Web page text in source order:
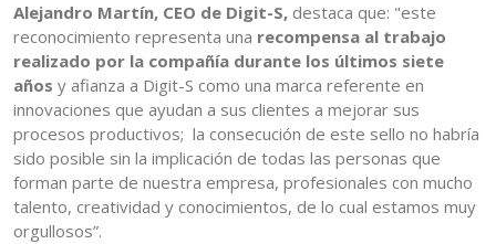
Alejandro Martín, CEO de Digit-S, destaca que: "este
reconocimiento representa una recompensa al trabajo
realizado por la compañía durante los últimos siete
años y afianza a Digit-S como una marca referente en
innovaciones que ayudan a sus clientes a mejorar sus
procesos productivos; la consecución de este sello no habría
sido posible sin la implicación de todas las personas que
forman parte de nuestra empresa, profesionales con mucho
talento, creatividad y conocimientos, de lo cual estamos muy
orgullosos”.